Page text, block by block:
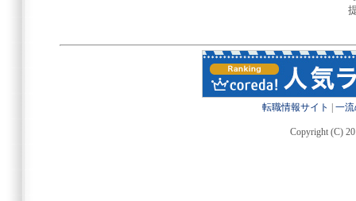
転職情報サイト 一
Copyright (C)